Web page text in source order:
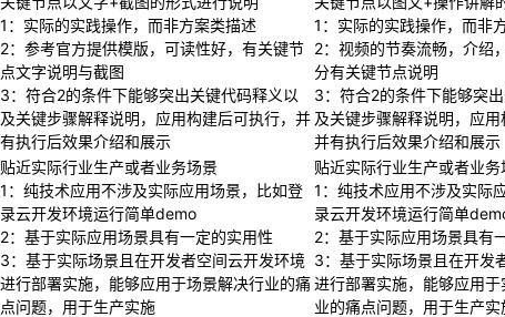
1：实际的实践操作，而非方案类描述
2：参考官方提供模版，可读性好，有关键节
点文字说明与截图
3：符合2的条件下能够突出关键代码释义以
及关键步骤解释说明，应用构建后可执行，并
有执行后效果介绍和展示
1：实际的实践操作，而非
2：视频的节奏流畅，介绍
分有关键节点说明
3：符合2的条件下能够突
及关键步骤解释说明，应用
并有执行后效果介绍和展示
贴近实际行业生产或者业务场景
1：纯技术应用不涉及实际应用场景，比如登
录云开发环境运行简单demo
2：基于实际应用场景具有一定的实用性
3：基于实际场景且在开发者空间云开发环境
进行部署实施，能够应用于场景解决行业的痛
点问题，用于生产实施
贴近实际行业生产或者业务
1：纯技术应用不涉及实际
录云开发环境运行简单
2：基于实际应用场景具有
3：基于实际场景且在开发
进行部署实施，能够应用
业的痛点问题，用于生产实